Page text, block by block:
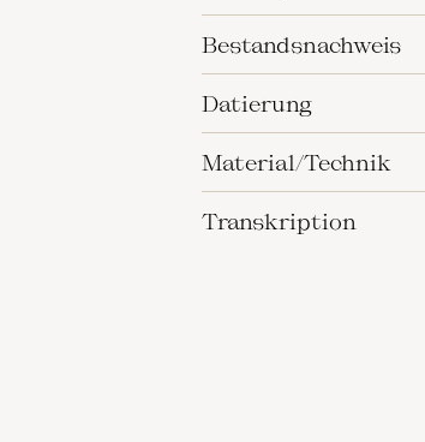
Bestandsnachweis
Datierung
Material/Technik
Transkription